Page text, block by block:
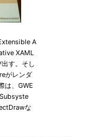
A
XAML
す。そし
がレンダ
は、GWE
な